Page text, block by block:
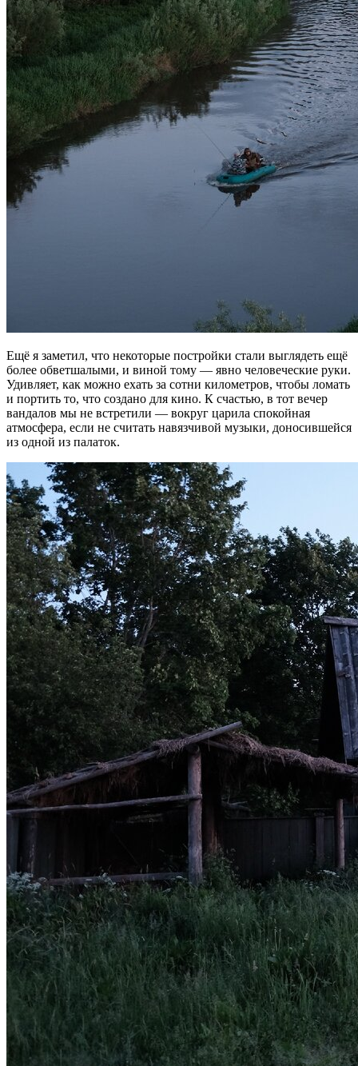
Ещё я заметил, что некоторые постройки стали выглядеть ещё
более обветшалыми, и виной тому — явно человеческие руки.
Удивляет, как можно ехать за сотни километров, чтобы ломать
и портить то, что создано для кино. К счастью, в тот вечер
вандалов мы не встретили — вокруг царила спокойная
атмосфера, если не считать навязчивой музыки, доносившейся
из одной из палаток.